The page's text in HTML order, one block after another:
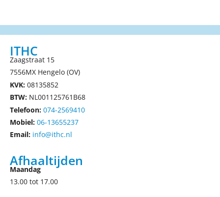
ITHC
Zaagstraat 15
7556MX Hengelo (OV)
KVK: 08135852
BTW: NL001125761B68
Telefoon: 074-2569410
Mobiel: 06-13655237
Email: info@ithc.nl
Afhaaltijden
Maandag
13.00 tot 17.00